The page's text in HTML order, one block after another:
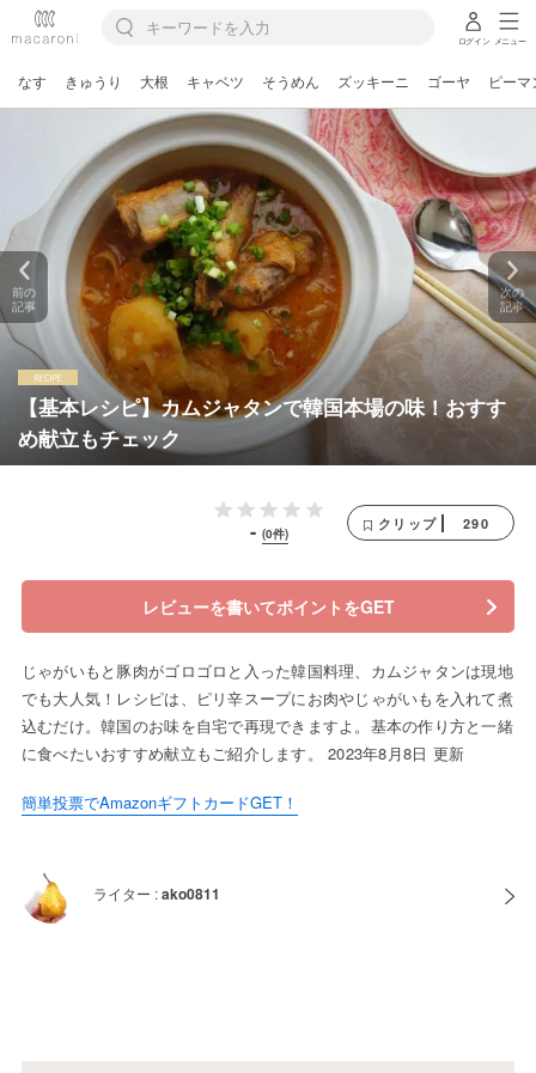
ログイン メニュー
なす きゅうり 大根 キャベツ そうめん ズッキーニ ゴーヤ ピーマ
【基本レシピ】カムジャタンで韓国本場の味！おすす
め献立もチェック
前の
記事
次の
記事
- (0件)
クリップ 290
レビューを書いてポイントをGET
じゃがいもと豚肉がゴロゴロと入った韓国料理、カムジャタンは現地
でも大人気！レシピは、ピリ辛スープにお肉やじゃがいもを入れて煮
込むだけ。韓国のお味を自宅で再現できますよ。基本の作り方と一緒
に食べたいおすすめ献立もご紹介します。 2023年8月8日 更新
簡単投票でAmazonギフトカードGET！
ライター :ako0811